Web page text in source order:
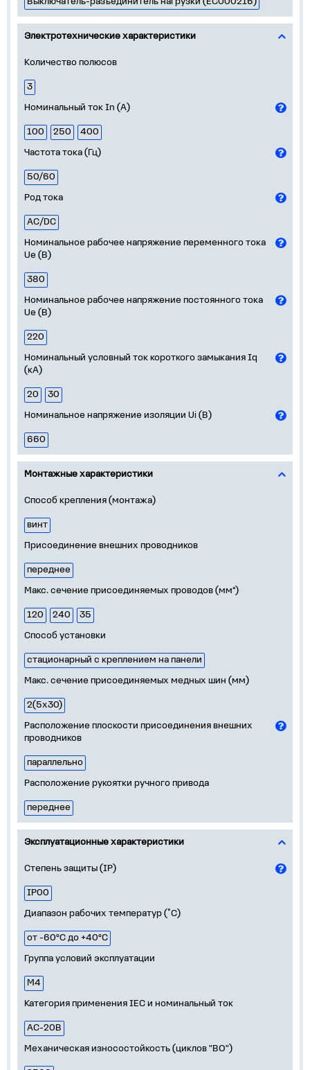
Электротехнические характеристики
Количество полюсов
3
Номинальный ток In (А)
100 250
400
Частота тока (Гц)
50/60
Род тока
AC/DC
Номинальное рабочее напряжение переменного тока
Ue (В)
380
Номинальное рабочее напряжение постоянного тока
Ue (В)
220
Номинальный условный ток короткого замыкания Iq
(кА)
20
30
Номинальное напряжение изоляции Ui (В)
660
Монтажные характеристики
Способ крепления (монтажа)
винт
Присоединение внешних проводников
переднее
Макс. сечение присоединяемых проводов (мм²)
120 240
35
Способ установки
стационарный с креплением на панели
Макс. сечение присоединяемых медных шин (мм)
2(5х30)
Расположение плоскости присоединения внешних
проводников
параллельно
Расположение рукоятки ручного привода
переднее
Эксплуатационные характеристики
Степень защиты (IP)
IP00
Диапазон рабочих температур (˚С)
от -60°С до +40°С
Группа условий эксплуатации
М4
Категория применения IEC и номинальный ток
AC-20B
Механическая износостойкость (циклов "ВО")